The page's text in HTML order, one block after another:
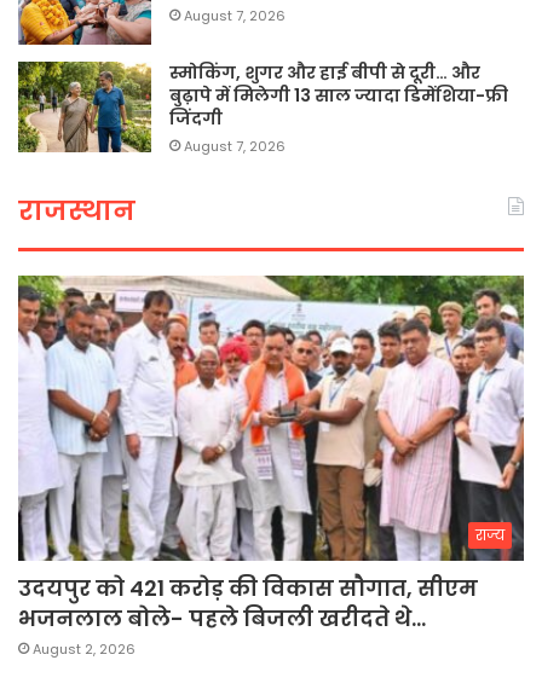
August 7, 2026
स्मोकिंग, शुगर और हाई बीपी से दूरी… और
बुढ़ापे में मिलेगी 13 साल ज्यादा डिमेंशिया-फ्री
जिंदगी
August 7, 2026
राजस्थान
राज्य
उदयपुर को 421 करोड़ की विकास सौगात, सीएम
भजनलाल बोले- पहले बिजली खरीदते थे…
August 2, 2026